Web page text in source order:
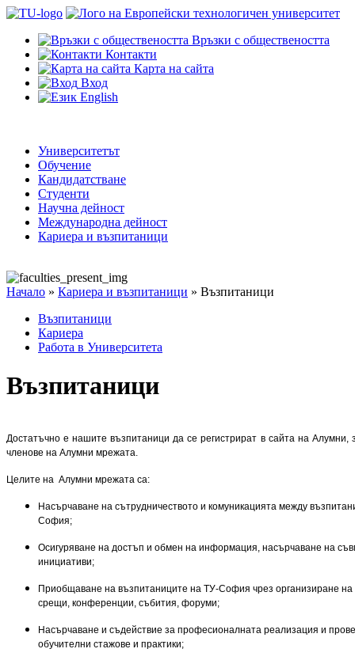
Връзки с обществеността
Контакти
Карта на сайта
Вход
English
Университетът
Обучение
Кандидатстване
Студенти
Научна дейност
Международна дейност
Кариера и възпитаници
Начало » Кариера и възпитаници » Възпитаници
Възпитаници
Кариера
Работа в Университета
Възпитаници
Достатъчно е нашите възпитаници да се регистрират в сайта на Алумни,
членове на Алумни мрежата.
Целите на Алумни мрежата са:
Насърчаване на сътрудничеството и комуникацията между
София;
Осигуряване на достъп и обмен на информация, насърчаване на
инициативи;
Приобщаване на възпитаниците на ТУ-София чрез организиране на
срещи, конференции, събития, форуми;
Насърчаване и съдействие за професионалната реализация и
обучителни стажове и практики;